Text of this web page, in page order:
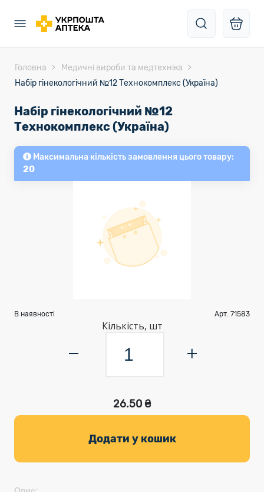
Головна
Медичні вироби та медтехніка
Набір гінекологічний №12 Технокомплекс (Україна)
Набір гінекологічний №12
Технокомплекс (Україна)
Максимальна кількість замовлення цього товару:
20
В наявності Арт. 71583
Кількість, шт
26.50 ₴
Додати у кошик